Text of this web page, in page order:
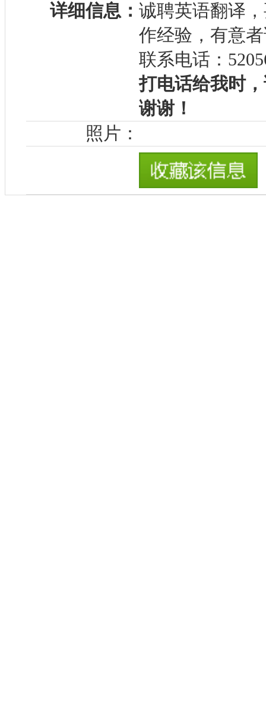
详细信息： 诚聘英语翻译
作经验，有意
联系电话：
打电话给我时
谢谢！
照片：